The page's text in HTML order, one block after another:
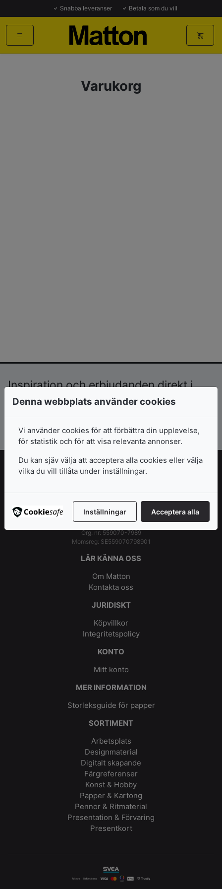
Snabba leveranser Betala som du vill
Varukorg
Inspiration och erbjudanden direkt i
mailkorgen!
Prenumerera >>
Konstnärsmaterial, papper och arkitektmaterial sedan
1950
Matton i Sverige AB
Org. nr: 559070-7989
Momsreg: SE559070798901
LÄR KÄNNA OSS
Om Matton
Kontakta oss
JURIDISKT
Köpvillkor
Integritetspolicy
KONTO
Mitt konto
MER INFORMATION
Storleksguide för papper
SORTIMENT
Arbetsplats
Designmaterial
Digitalt skapande
Färgreferenser
Konst & Hobby
Papper & Kartong
Pennor & Ritmaterial
Presentation & Förvaring
Presentkort
Denna webbplats använder cookies
Vi använder cookies för att förbättra din upplevelse,
för statistik och för att visa relevanta annonser.
Du kan sjäv välja att acceptera alla cookies eller välja
vilka du vill tillåta under inställningar.
Inställningar Acceptera alla